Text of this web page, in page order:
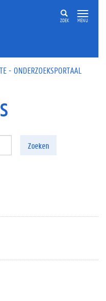
ZOEK MENU
- ONDERZOEKSPORTAAL
Zoeken